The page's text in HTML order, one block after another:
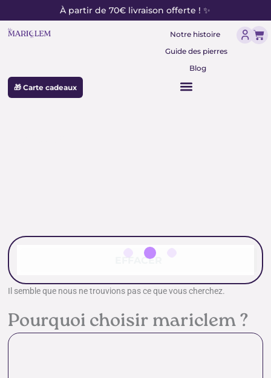
au
contenu
À partir de 70€ livraison offerte ! ✨
Notre histoire
Guide des pierres
Blog
🎁 Carte cadeaux
EFFACER
Il semble que nous ne trouvions pas ce que vous cherchez.
Pourquoi choisir mariclem ?